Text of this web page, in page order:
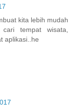
kita lebih mudah
tempat wisata,
aplikasi..he